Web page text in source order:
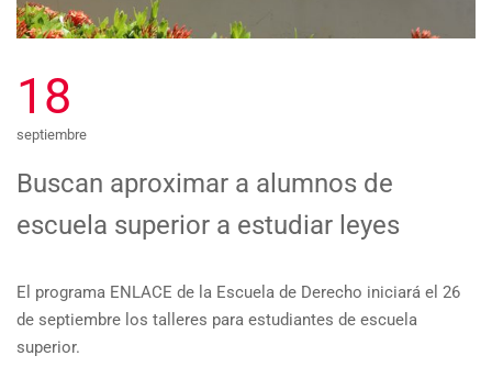
18
septiembre
Buscan aproximar a alumnos de
escuela superior a estudiar leyes
El programa ENLACE de la Escuela de Derecho iniciará el 26
de septiembre los talleres para estudiantes de escuela
superior.